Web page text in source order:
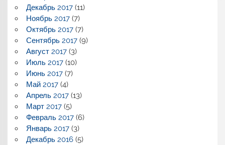
Декабрь 2017(11)
Ноябрь 2017(7)
Октябрь 2017(7)
Сентябрь 2017(9)
Август 2017(3)
Июль 2017(10)
Июнь 2017(7)
Май 2017(4)
Апрель 2017(13)
Март 2017(5)
Февраль 2017(6)
Январь 2017(3)
Декабрь 2016(5)